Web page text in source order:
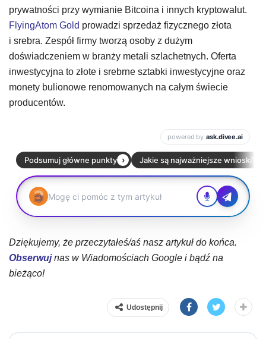
prywatności przy wymianie Bitcoina i innych kryptowalut.
FlyingAtom Gold prowadzi sprzedaż fizycznego złota
i srebra. Zespół firmy tworzą osoby z dużym
doświadczeniem w branży metali szlachetnych. Oferta
inwestycyjna to złote i srebrne sztabki inwestycyjne oraz
monety bulionowe renomowanych na całym świecie
producentów.
Dziękujemy, że przeczytałeś/aś nasz artykuł do końca.
Obserwujnas w Wiadomościach Google i bądź na
bieżąco!
Udostępnij